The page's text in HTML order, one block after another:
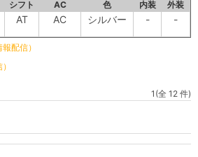
シフト AC 色 内装 外装
AT AC シルバー - -
配信）
1(全 12 件)